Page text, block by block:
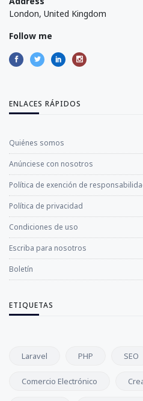
London, United Kingdom
Follow me
ENLACES RÁPIDOS
Quiénes somos
Anúnciese con nosotros
Política de exención de
Política de privacidad
Condiciones de uso
Escriba para nosotros
Boletín
ETIQUETAS
Laravel PHP SEO
Comercio Electrónico